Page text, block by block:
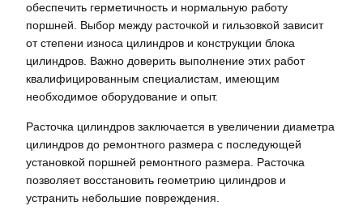
обеспечить герметичность и нормальную работу
поршней. Выбор между расточкой и гильзовкой зависит
от степени износа цилиндров и конструкции блока
цилиндров. Важно доверить выполнение этих работ
квалифицированным специалистам, имеющим
необходимое оборудование и опыт.
Расточка цилиндров заключается в увеличении диаметра
цилиндров до ремонтного размера с последующей
установкой поршней ремонтного размера. Расточка
позволяет восстановить геометрию цилиндров и
устранить небольшие повреждения.